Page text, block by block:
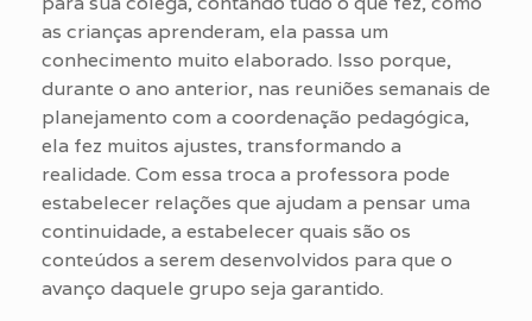
as crianças aprenderam, ela passa um
conhecimento muito elaborado. Isso porque,
durante o ano anterior, nas reuniões semanais de
planejamento com a coordenação pedagógica,
ela fez muitos ajustes, transformando a
realidade. Com essa troca a professora pode
estabelecer relações que ajudam a pensar uma
continuidade, a estabelecer quais são os
conteúdos a serem desenvolvidos para que o
avanço daquele grupo seja garantido.